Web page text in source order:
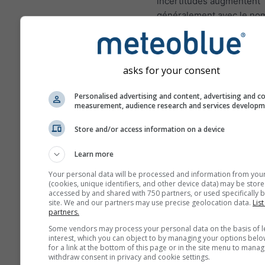
généralement avec le
jours de prévisions en
Les prévisions sont
fait, plusieurs modèles
différentes variables de
seront calculés afin
météorologiques.
Plus de données météo
Prévisions
asks for your consent
Personalised advertising and content, advertising and
measurement, audience research and services
Store and/or access information on a device
Learn more
Your personal data will be processed and information from
(cookies, unique identifiers, and other device data) may be
accessed by and shared with 750 partners, or used specifically
site. We and our partners may use precise geolocation data.
partners.
Some vendors may process your personal data on the basis of
interest, which you can object to by managing your options
for a link at the bottom of this page or in the site menu to
withdraw consent in privacy and cookie settings.